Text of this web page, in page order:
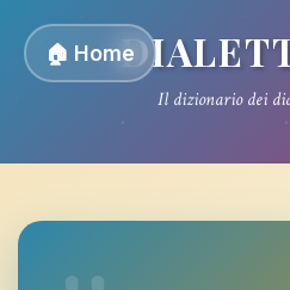
🏠 Home
Il dizionario dei